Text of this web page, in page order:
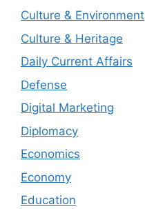
Culture & Environment
Culture & Heritage
Daily Current Affairs
Defense
Digital Marketing
Diplomacy
Economics
Economy
Education